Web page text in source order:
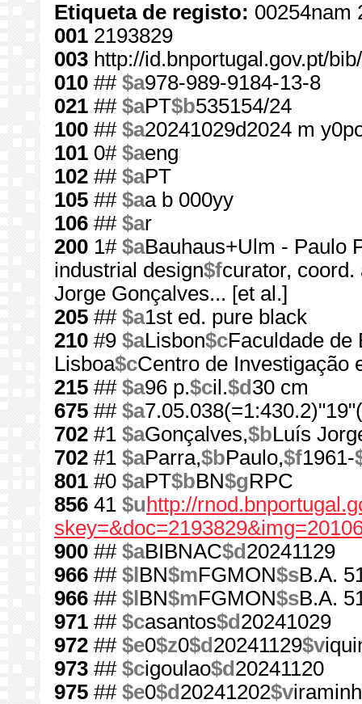
Etiqueta de registo: 00254nam
001 2193829
003 http://id.bnportugal.gov.pt/
010 ## $a978-989-9184-13-8
021 ## $aPT$b535154/24
100 ## $a20241029d2024 m
101 0# $aeng
102 ## $aPT
105 ## $aa b 000yy
106 ## $ar
200 1# $aBauhaus+Ulm - Paulo
industrial design$fcurator,
Jorge Gonçalves... [et al.]
205 ## $a1st ed. pure black
210 #9 $aLisbon$cFaculdade de
Lisboa$cCentro de Investigação
215 ## $a96 p.$cil.$d 30 cm
675 ## $a
702 #1 $aGonçalves,$bLuís
702 #1 $aParra,$bPaulo,$f1961-
801 #0 $aPT$bBN$gRPC
856 41 $u http://
900 ## $aBIBNAC$d 20241129
966 ## $l BN$mFGMON$sB.A.
966 ## $l BN$mFGMON$sB.A.
971 ## $casantos$d 20241029
972 ## $e0$z0$d 20241129$v
973 ## $cigoulao$d 20241120
975 ## $e0$d 20241202$v